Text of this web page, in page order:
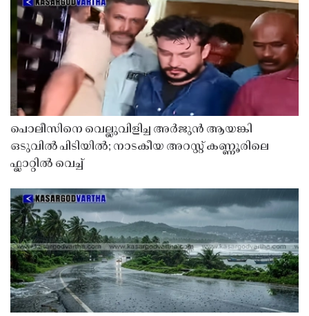
പൊലീസിനെ വെല്ലുവിളിച്ച അർജുൻ ആയങ്കി
ഒടുവിൽ പിടിയിൽ; നാടകീയ അറസ്റ്റ് കണ്ണൂരിലെ
ഫ്ലാറ്റിൽ വെച്ച്